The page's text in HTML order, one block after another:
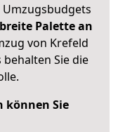
breite Palette an
von Krefeld
Sie die
können Sie